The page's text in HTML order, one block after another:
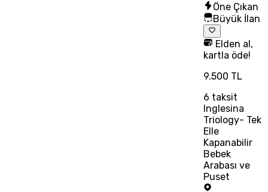
Öne Çıkan
Büyük İlan
Elden al,
kartla öde!
9.500 TL
6 taksit
Inglesina
Triology- Tek
Elle
Kapanabilir
Bebek
Arabası ve
Puset